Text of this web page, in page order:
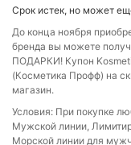
Срок истек, но может
До конца ноября
бренда вы можете
ПОДАРКИ! Купон
(Косметика Профф) на
магазин.
Условия: При покупке
Мужской линии,
Морской линии для